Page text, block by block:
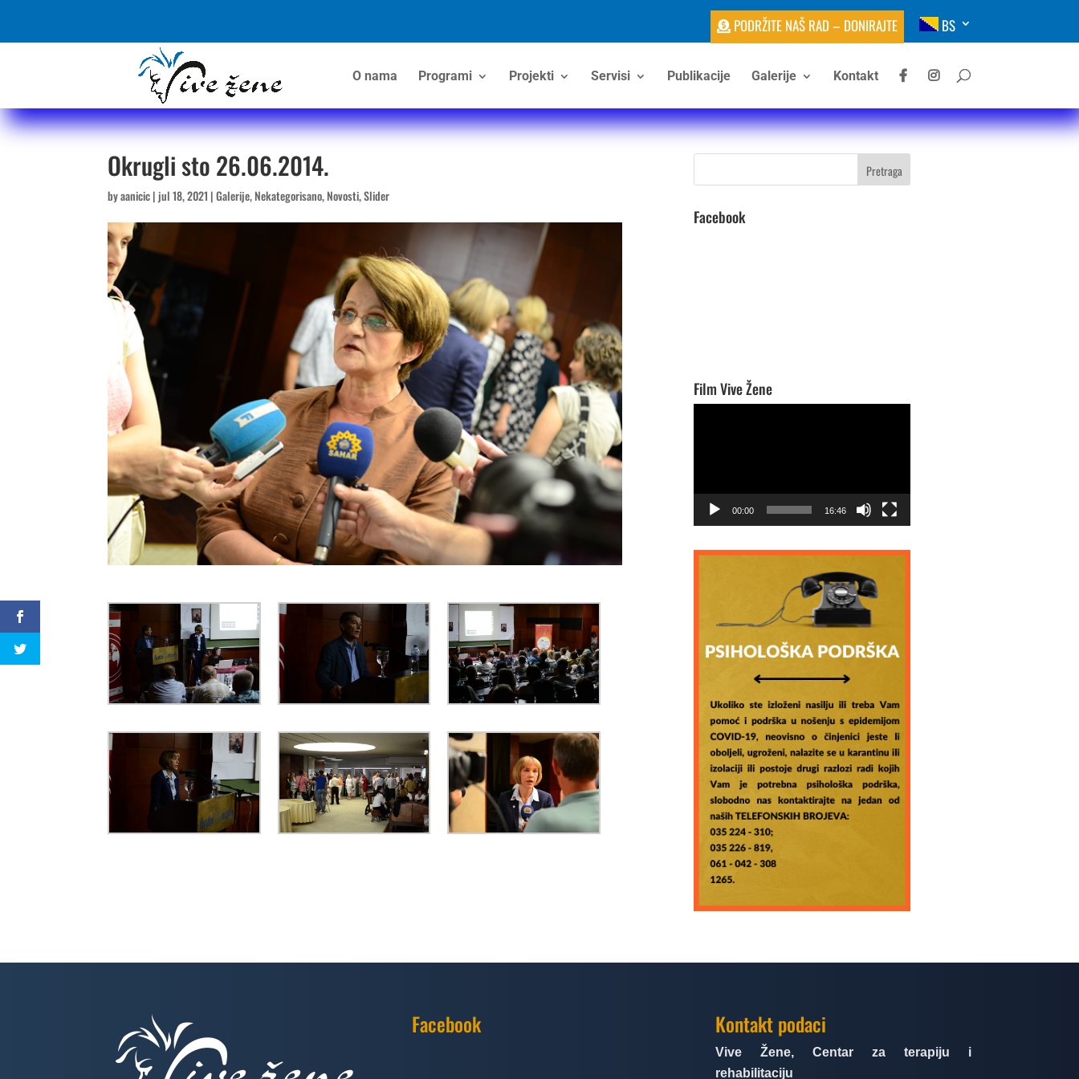
PODRŽITE NAŠ RAD – DONIRAJTE BS
O nama Programi Projekti Servisi Publikacije Galerije Kontakt
Okrugli sto 26.06.2014.
byaanicic| jul 18, 2021 |Galerije,Nekategorisano,Novosti,Slider
Facebook
Film Vive Žene
00:00 16:46
Facebook Kontakt podaci
Vive Žene, Centar za terapiju i
rehabilitaciju